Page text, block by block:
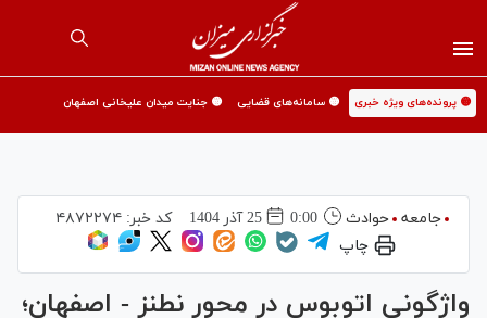
🟡 پرونده‌های ویژه خبری 🟡 سامانه‌های قضایی 🟡 جنایت میدان علیخانی اصفهان
جامعه حوادث 0:00 25 آذر 1404 کد خبر: ۴۸۷۲۲۷۴
چاپ
واژگونی اتوبوس در محور نطنز - اصفهان؛